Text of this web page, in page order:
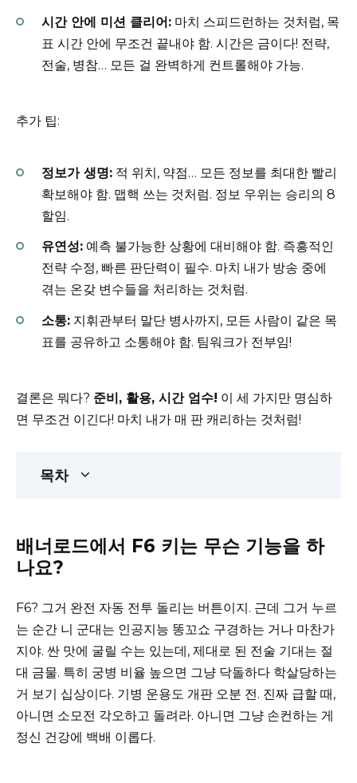
시간 안에 미션 클리어: 마치 스피드런하는 것처럼, 목
표 시간 안에 무조건 끝내야 함. 시간은 금이다! 전략,
전술, 병참… 모든 걸 완벽하게 컨트롤해야 가능.
추가 팁:
정보가 생명: 적 위치, 약점… 모든 정보를 최대한 빨리
확보해야 함. 맵핵 쓰는 것처럼. 정보 우위는 승리의 8
할임.
유연성: 예측 불가능한 상황에 대비해야 함. 즉흥적인
전략 수정, 빠른 판단력이 필수. 마치 내가 방송 중에
겪는 온갖 변수들을 처리하는 것처럼.
소통: 지휘관부터 말단 병사까지, 모든 사람이 같은 목
표를 공유하고 소통해야 함. 팀워크가 전부임!
결론은 뭐다? 준비, 활용, 시간 엄수! 이 세 가지만 명심하
면 무조건 이긴다! 마치 내가 매 판 캐리하는 것처럼!
목차
배너로드에서 F6 키는 무슨 기능을 하
나요?
F6? 그거 완전 자동 전투 돌리는 버튼이지. 근데 그거 누르
는 순간 니 군대는 인공지능 똥꼬쇼 구경하는 거나 마찬가
지야. 싼 맛에 굴릴 수는 있는데, 제대로 된 전술 기대는 절
대 금물. 특히 궁병 비율 높으면 그냥 닥돌하다 학살당하는
거 보기 십상이다. 기병 운용도 개판 오분 전. 진짜 급할 때,
아니면 소모전 각오하고 돌려라. 아니면 그냥 손컨하는 게
정신 건강에 백배 이롭다.